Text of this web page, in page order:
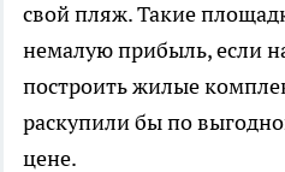
свой пляж. Такие
немалую прибыль, если
построить жилые
раскупили бы по
цене.